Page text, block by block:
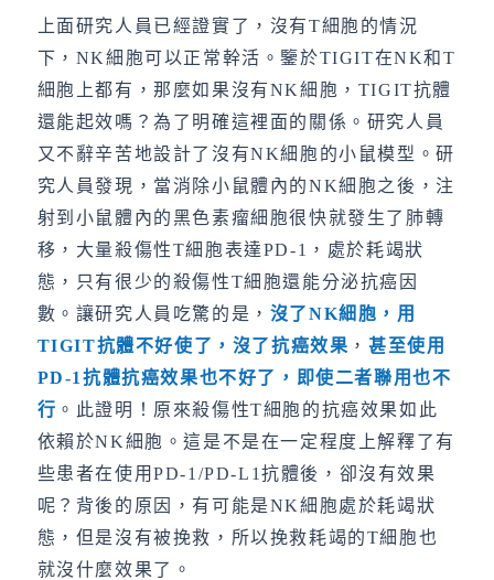
上面研究人員已經證實了，沒有T細胞的情況
下，NK細胞可以正常幹活。鑒於TIGIT在NK和T
細胞上都有，那麼如果沒有NK細胞，TIGIT抗體
還能起效嗎？為了明確這裡面的關係。研究人員
又不辭辛苦地設計了沒有NK細胞的小鼠模型。研
究人員發現，當消除小鼠體內的NK細胞之後，注
射到小鼠體內的黑色素瘤細胞很快就發生了肺轉
移，大量殺傷性T細胞表達PD-1，處於耗竭狀
態，只有很少的殺傷性T細胞還能分泌抗癌因
數。讓研究人員吃驚的是， 沒了NK細胞，用
TIGIT抗體不好使了，沒了抗癌效果 ，甚至使用
PD-1 抗體抗癌效果也不好了，即使二者聯用也不
行 。此證明！原來殺傷性T細胞的抗癌效果如此
依賴於NK細胞。這是不是在一定程度上解釋了有
些患者在使用PD-1/PD-L1抗體後，卻沒有效果
呢？背後的原因，有可能是NK細胞處於耗竭狀
態，但是沒有被挽救，所以挽救耗竭的T細胞也
就沒什麼效果了。